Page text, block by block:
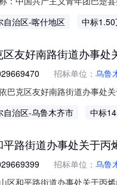
服务要求或标的基本概况
自治区-喀什地区 中标
友好南路街道办事
招标单位： 乌鲁
巴克区友好南路街道办事处
区划编码:650103项目所在行
自治区-乌鲁木齐市 中标
路街道办事处关于
招标单位： 乌鲁
区和平路街道办事处关于丙